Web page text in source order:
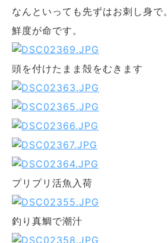
なんといっても先ずはお刺し身で。
鮮度が命です。
頭を付けたまま殻をむきます
プリプリ活魚入荷
釣り真鯛で潮汁